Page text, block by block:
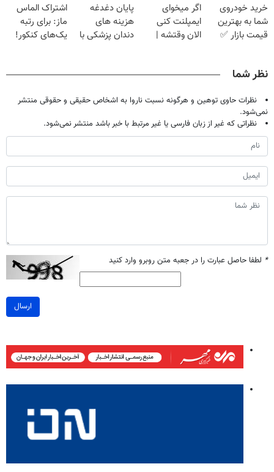
امشب)
خرید خودروی
شما به بهترین
قیمت بازار ✅
اگر میخوای
ایمپلنت کنی
الان وقتشه |
پایان دغدغه
هزینه های
دندان پزشکی با
اشتراک الماس
ماز: برای رتبه
یک‌های کنکور!
نظر شما
نظرات حاوی توهین و هرگونه نسبت ناروا به اشخاص حقیقی و حقوقی منتشر
نمی‌شود.
نظراتی که غیر از زبان فارسی یا غیر مرتبط با خبر باشد منتشر نمی‌شود.
* لطفا حاصل عبارت را در جعبه متن روبرو وارد کنید
ارسال